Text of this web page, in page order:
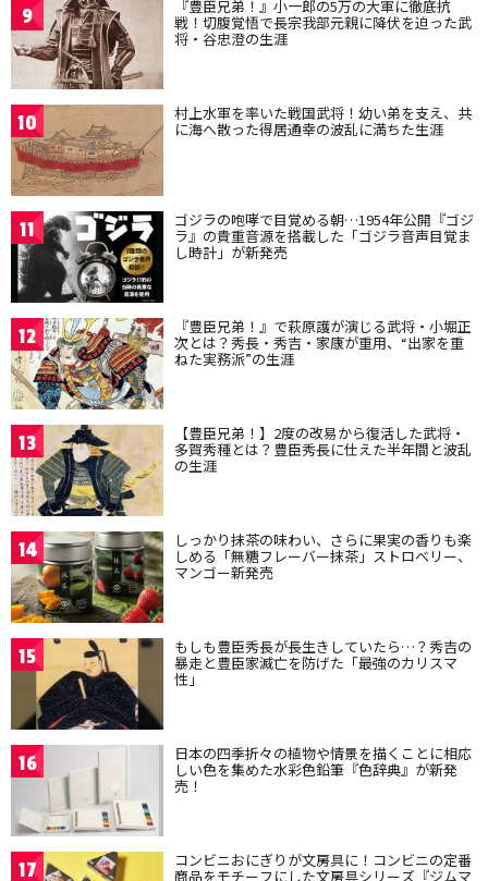
9 『豊臣兄弟！』小一郎の5万の大軍に徹底抗
戦！切腹覚悟で長宗我部元親に降伏を迫った武
将・谷忠澄の生涯
10 村上水軍を率いた戦国武将！幼い弟を支え、共
に海へ散った得居通幸の波乱に満ちた生涯
11 ゴジラの咆哮で目覚める朝…1954年公開『ゴジ
ラ』の貴重音源を搭載した「ゴジラ音声目覚ま
し時計」が新発売
12 『豊臣兄弟！』で萩原護が演じる武将・小堀正
次とは？秀長・秀吉・家康が重用、“出家を重
ねた実務派”の生涯
13 【豊臣兄弟！】2度の改易から復活した武将・
多賀秀種とは？豊臣秀長に仕えた半年間と波乱
の生涯
14 しっかり抹茶の味わい、さらに果実の香りも楽
しめる「無糖フレーバー抹茶」ストロベリー、
マンゴー新発売
15 もしも豊臣秀長が長生きしていたら…？秀吉の
暴走と豊臣家滅亡を防げた「最強のカリスマ
性」
16 日本の四季折々の植物や情景を描くことに相応
しい色を集めた水彩色鉛筆『色辞典』が新発
売！
17 コンビニおにぎりが文房具に！コンビニの定番
商品をモチーフにした文房具シリーズ『ジムマ